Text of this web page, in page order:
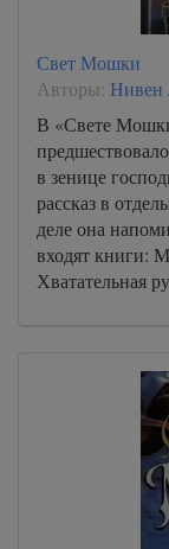
Свет Мошки
Авторы: Нивен
В «Свете
в зенице
рассказ в
деле она
входят книги:
Хватательная